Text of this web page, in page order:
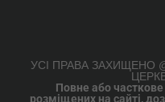
УСІ ПРАВА ЗАХИЩЕНО
Повне або
розміщених на сайті,